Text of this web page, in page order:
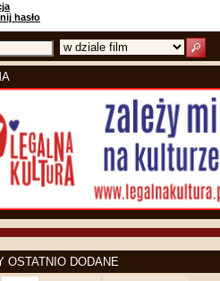
hasło
OSTATNIO DODANE